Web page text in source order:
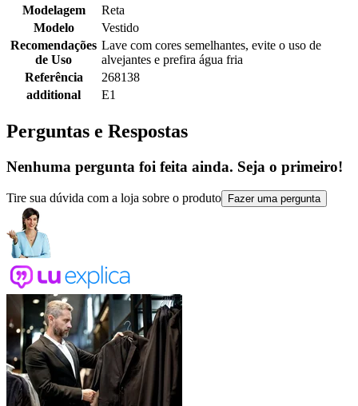
Modelagem
Reta
Modelo
Vestido
Recomendações
de Uso
Lave com cores semelhantes, evite o uso de
alvejantes e prefira água fria
Referência
268138
additional
E1
Perguntas e Respostas
Nenhuma pergunta foi feita ainda. Seja o primeiro!
Tire sua dúvida com a loja sobre o produto Fazer uma pergunta